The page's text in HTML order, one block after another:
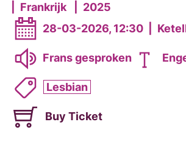
Frankrijk
2025
28-03-2026, 12:30
Frans gesproken
Lesbian
Buy Ticket